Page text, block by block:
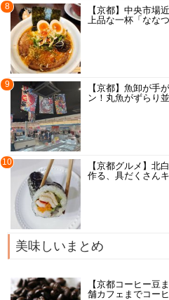
8
【京都】中央市場
上品な一杯「ななつ
9
【京都】魚卸が手
ン！丸魚がずらり
10
【京都グルメ】北
作る、具だくさん
美味しいまとめ
【京都コーヒー豆
舗カフェまでコー